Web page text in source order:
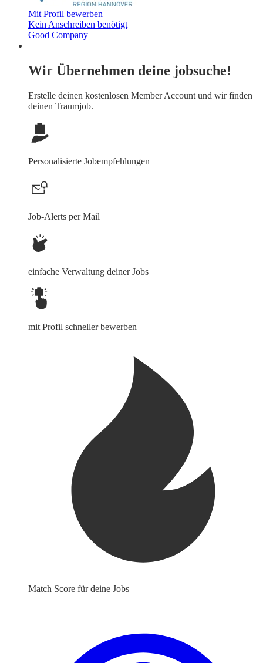
Mit Profil bewerben
Kein Anschreiben benötigt
Good Company
Wir Übernehmen deine jobsuche!
Erstelle deinen kostenlosen Member Account und wir finden
deinen Traumjob.
Personalisierte Jobempfehlungen
Job-Alerts per Mail
einfache Verwaltung deiner Jobs
mit Profil schneller bewerben
Match Score für deine Jobs